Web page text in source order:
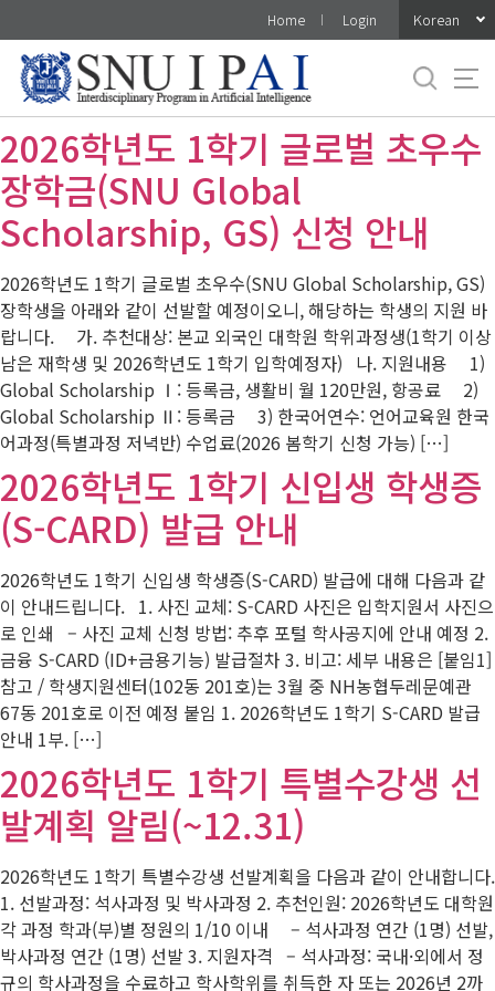
로
메
뉴
Home Login Korean
2026학년도 1학기 글로벌 초우수
장학금(SNU Global
Scholarship, GS) 신청 안내
2026학년도 1학기 글로벌 초우수(SNU Global Scholarship, GS)
장학생을 아래와 같이 선발할 예정이오니, 해당하는 학생의 지원 바
랍니다. 가. 추천대상: 본교 외국인 대학원 학위과정생(1학기 이상
남은 재학생 및 2026학년도 1학기 입학예정자) 나. 지원내용 1)
Global Scholarship Ⅰ: 등록금, 생활비 월 120만원, 항공료 2)
Global Scholarship Ⅱ: 등록금 3) 한국어연수: 언어교육원 한국
어과정(특별과정 저녁반) 수업료(2026 봄학기 신청 가능) […]
2026학년도 1학기 신입생 학생증
(S-CARD) 발급 안내
2026학년도 1학기 신입생 학생증(S-CARD) 발급에 대해 다음과 같
이 안내드립니다. 1. 사진 교체: S-CARD 사진은 입학지원서 사진으
로 인쇄 – 사진 교체 신청 방법: 추후 포털 학사공지에 안내 예정 2.
금융 S-CARD (ID+금용기능) 발급절차 3. 비고: 세부 내용은 [붙임1]
참고 / 학생지원센터(102동 201호)는 3월 중 NH농협두레문예관
67동 201호로 이전 예정 붙임 1. 2026학년도 1학기 S-CARD 발급
안내 1부. […]
2026학년도 1학기 특별수강생 선
발계획 알림(~12.31)
2026학년도 1학기 특별수강생 선발계획을 다음과 같이 안내합니다.
1. 선발과정: 석사과정 및 박사과정 2. 추천인원: 2026학년도 대학원
각 과정 학과(부)별 정원의 1/10 이내 – 석사과정 연간 (1명) 선발,
박사과정 연간 (1명) 선발 3. 지원자격 – 석사과정: 국내·외에서 정
규의 학사과정을 수료하고 학사학위를 취득한 자 또는 2026년 2까